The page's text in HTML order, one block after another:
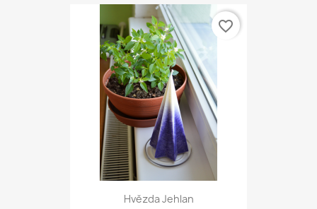
Hvězda Jehlan
favorite_border